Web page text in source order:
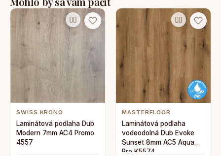
SWISS KRONO
Laminátová podlaha Dub
Modern 7mm AC4 Promo
4557
MASTERFLOOR
Laminátová podlaha
vodeodolná Dub Evoke
Sunset 8mm AC5 Aqua
Pro K5574